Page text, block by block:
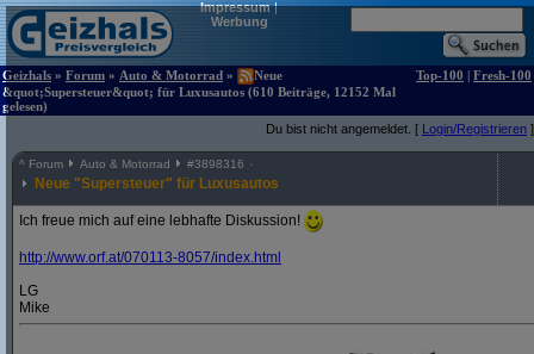
Impressum|
Werbung
Geizhals » Forum » Auto & Motorrad »
Neue
&quot;Supersteuer&quot; für Luxusautos (610 Beiträge, 12152 Mal
gelesen)
Top-100 | Fresh-100
Du bist nicht angemeldet. [ Login/Registrieren ]
^ Forum Auto & Motorrad #3898316
Neue "Supersteuer" für Luxusautos
Ich freue mich auf eine lebhafte Diskussion!
http://www.orf.at/070113-8057/index.html
LG
Mike